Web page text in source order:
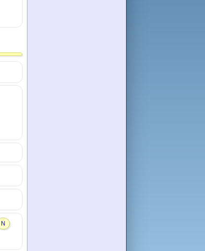
N